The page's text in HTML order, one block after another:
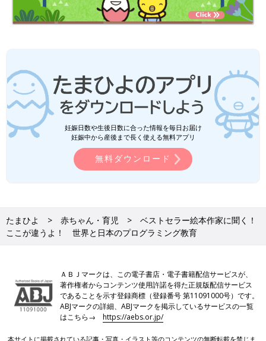
妊娠日数や生後日数に合った情報を毎日お届け
妊娠中から産後まで長く使える無料アプリ
無料ダウンロード
たまひよ 赤ちゃん・育児
ベストセラー絵本作家に聞く！
ここが違うよ！ 世界と日本のプログラミング教育
ＡＢＪマークは、この電子書店・電子書籍配信サービスが、
著作権者からコンテンツ使用許諾を得た正規版配信サービス
であることを示す登録商標（登録番号 第11091000号）です。
ABJマークの詳細、ABJマークを掲示しているサービスの一覧
はこちら→https://aebs.or.jp/
本サイトに掲載されている記事・写真・イラスト等のコンテンツの無断転載を禁じま